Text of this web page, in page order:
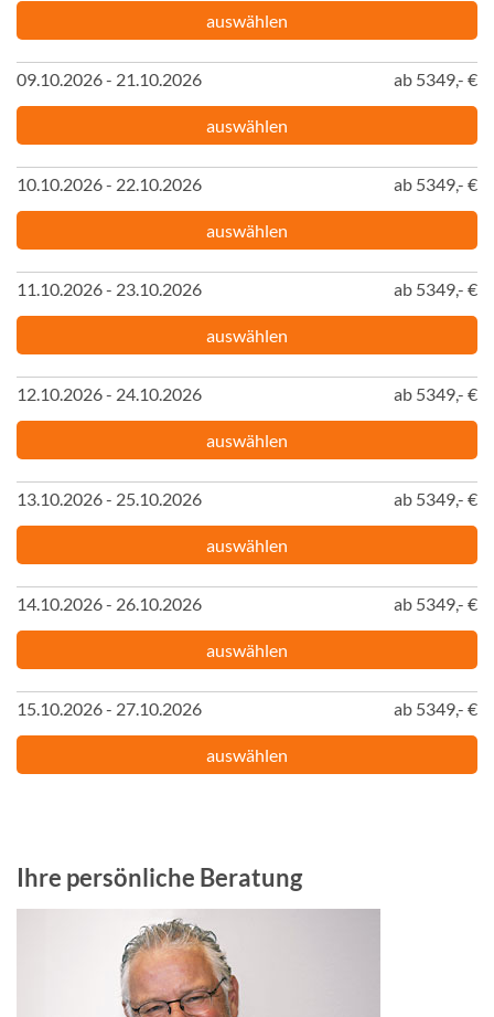
auswählen
09.10.2026 - 21.10.2026 ab 5349,- €
auswählen
10.10.2026 - 22.10.2026 ab 5349,- €
auswählen
11.10.2026 - 23.10.2026 ab 5349,- €
auswählen
12.10.2026 - 24.10.2026 ab 5349,- €
auswählen
13.10.2026 - 25.10.2026 ab 5349,- €
auswählen
14.10.2026 - 26.10.2026 ab 5349,- €
auswählen
15.10.2026 - 27.10.2026 ab 5349,- €
auswählen
Ihre persönliche Beratung